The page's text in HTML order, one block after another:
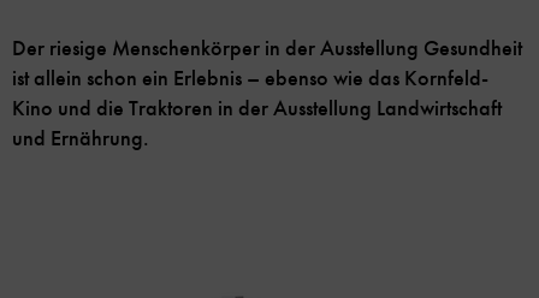
Der riesige Menschenkörper in der Ausstellung Gesundheit
ist allein schon ein Erlebnis – ebenso wie das Kornfeld-
Kino und die Traktoren in der Ausstellung Landwirtschaft
und Ernährung.